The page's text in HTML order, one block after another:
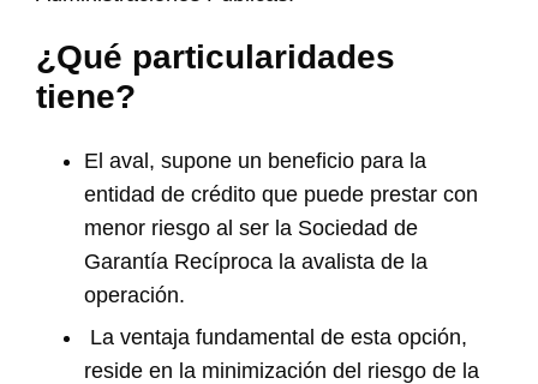
¿Qué particularidades
tiene?
El aval, supone un beneficio para la
entidad de crédito que puede prestar con
menor riesgo al ser la Sociedad de
Garantía Recíproca la avalista de la
operación.
La ventaja fundamental de esta opción,
reside en la minimización del riesgo de la